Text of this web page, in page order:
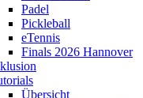
Padel
Pickleball
eTennis
Finals 2026 Hannover
Übersicht